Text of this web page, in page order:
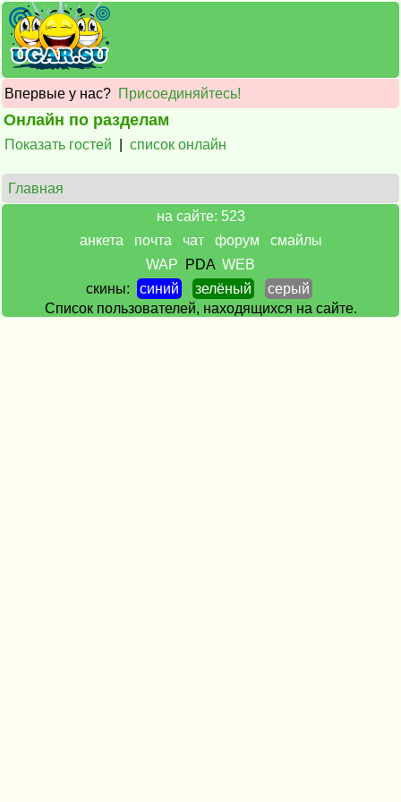
Впервые у нас? Присоединяйтесь!
Онлайн по разделам
Показать гостей список онлайн
Главная
на сайте: 523
анкета
почта чат форум
смайлы
WAP
PDA WEB
скины:
синий зелёный
серый
Список пользователей, находящихся на сайте.